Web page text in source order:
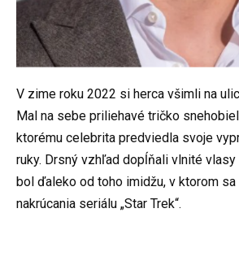
V zime roku 2022 si herca všimli na
Mal na sebe priliehavé tričko
ktorému celebrita predviedla svoje
ruky. Drsný vzhľad dopĺňali vlnité vlasy
bol ďaleko od toho imidžu, v ktorom
nakrúcania seriálu „Star Trek“.